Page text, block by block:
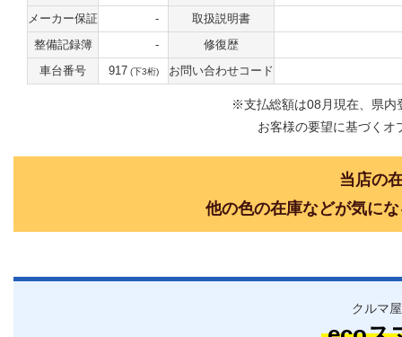
メーカー保証
-
取扱説明書
整備記録簿
-
修復歴
車台番号
917 (下3桁) お問い合わせコード
※⽀払総額は08⽉現在、県内
お客様の要望に基づくオ
当店の
他の色の在庫などが気に
クルマ